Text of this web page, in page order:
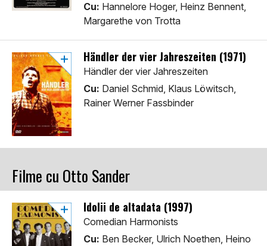
Cu: Hannelore Hoger, Heinz Bennent,
Margarethe von Trotta
Händler der vier Jahreszeiten (1971)
Händler der vier Jahreszeiten
Cu: Daniel Schmid, Klaus Löwitsch,
Rainer Werner Fassbinder
Filme cu Otto Sander
Idolii de altadata (1997)
Comedian Harmonists
Cu: Ben Becker, Ulrich Noethen, Heino